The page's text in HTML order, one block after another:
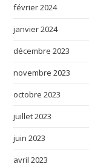
février 2024
janvier 2024
décembre 2023
novembre 2023
octobre 2023
juillet 2023
juin 2023
avril 2023